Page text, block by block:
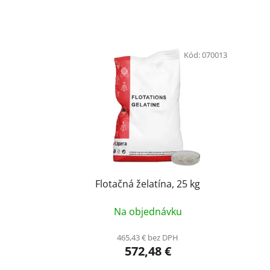
Flotačná želatína, 25 kg
Na objednávku
465,43 € bez DPH
572,48 €
Kód:070013